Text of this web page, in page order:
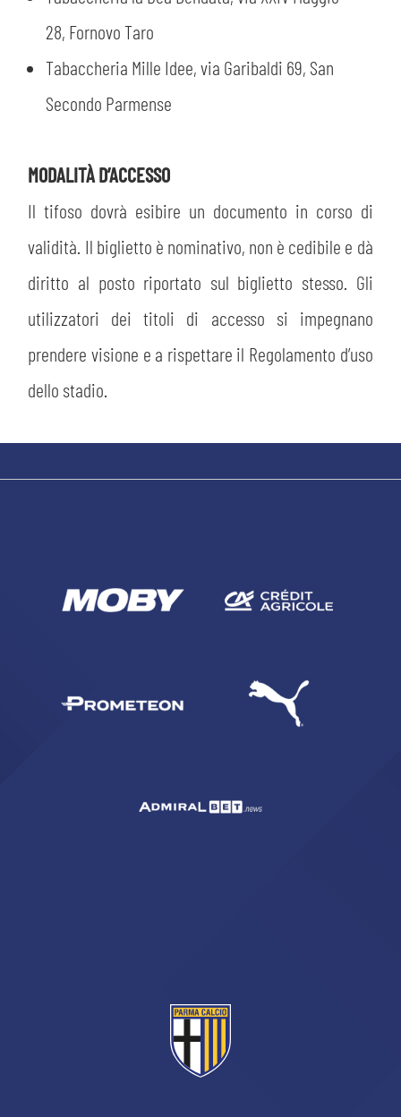
CERCA
28, Fornovo Taro
Tabaccheria Mille Idee, via Garibaldi 69, San
Secondo Parmense
MODALITÀ D’ACCESSO
Il tifoso dovrà esibire un documento in corso di
validità. Il biglietto è nominativo, non è cedibile e dà
diritto al posto riportato sul biglietto stesso. Gli
utilizzatori dei titoli di accesso si impegnano
prendere visione e a rispettare il Regolamento d’uso
dello stadio.
sempre abilitati